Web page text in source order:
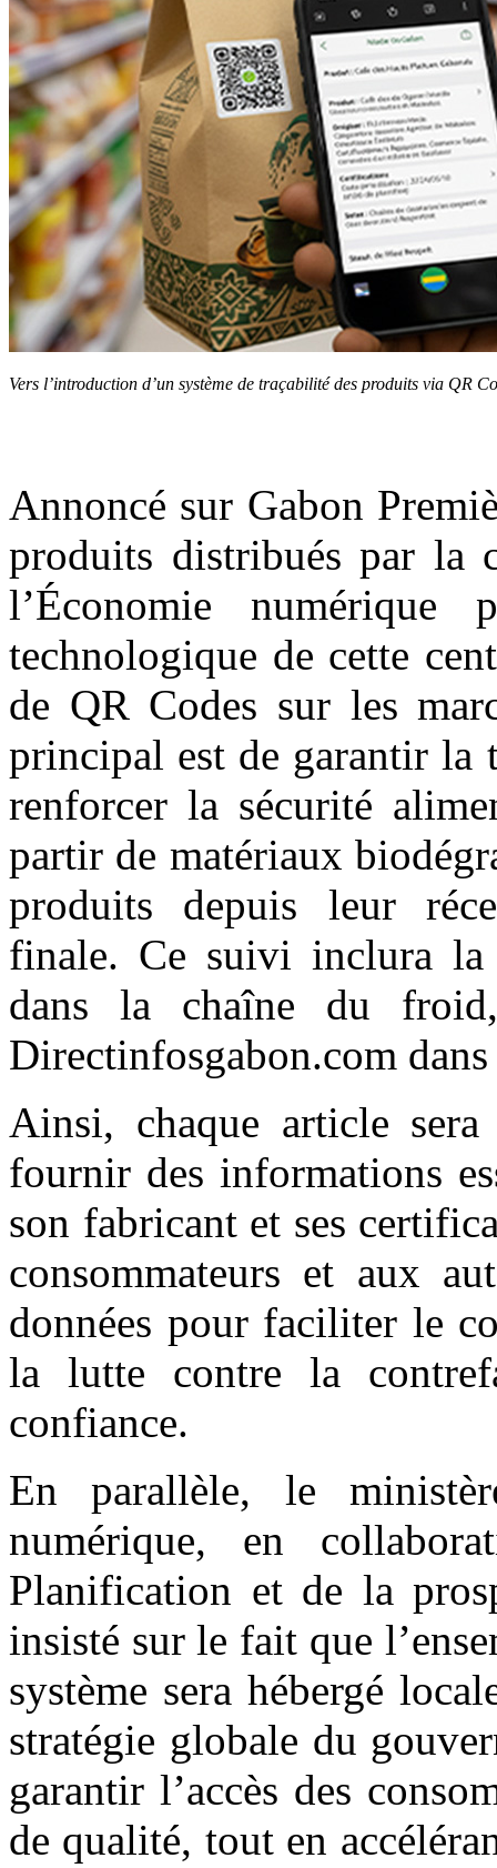
Vers l’introduction d’un système de traçabilité des produits via QR
Annoncé sur Gabon
produits distribués par la
l’Économie
technologique de cette
de QR Codes sur les
principal est de garantir la
renforcer la sécurité
partir de matériaux
produits depuis leur
finale. Ce suivi inclura la
dans la chaîne du
Directinfosgabon.com
Ainsi, chaque article
fournir des informations
son fabricant et ses
consommateurs et aux
données pour faciliter le
la lutte contre la
confiance.
En parallèle, le
numérique, en
Planification et de la
insisté sur le fait que
système sera hébergé
stratégie globale du
garantir l’accès des
de qualité, tout en